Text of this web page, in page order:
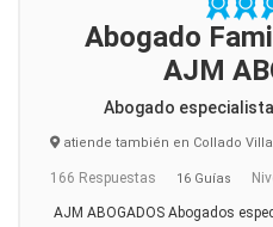
Abogado
AJM
Abogado
atiende también en Collado
166 Respuestas 16 Guías
AJM ABOGADOS Abogados